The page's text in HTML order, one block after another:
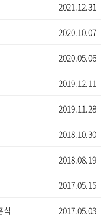
2021.12.31
2020.10.07
2020.05.06
2019.12.11
2019.11.28
2018.10.30
2018.08.19
2017.05.15
2017.05.03
식